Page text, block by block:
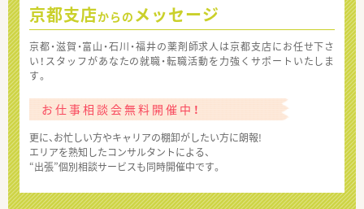
京都支店からの メッセージ
京都・滋賀・富山・石川・福井の薬剤師求人は京都支店にお任せ下さ
い！スタッフがあなたの就職・転職活動を力強くサポートいたしま
す。
お仕事相談会無料開催中！
更に、お忙しい方やキャリアの棚卸がしたい方に朗報!
エリアを熟知したコンサルタントによる、
“出張”個別相談サービスも同時開催中です。